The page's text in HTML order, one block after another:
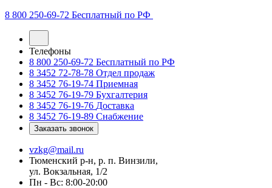
8 800 250-69-72 Бесплатный по РФ
Телефоны
8 800 250-69-72 Бесплатный по РФ
8 3452 72-78-78 Отдел продаж
8 3452 76-19-74 Приемная
8 3452 76-19-79 Бухгалтерия
8 3452 76-19-76 Доставка
8 3452 76-19-89 Снабжение
Заказать звонок
vzkg@mail.ru
Тюменский р-н, р. п. Винзили,
ул. Вокзальная, 1/2
Пн - Вс: 8:00-20:00